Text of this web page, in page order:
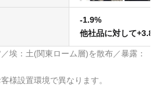
-1.9%
他社品に対して
埃：土(関東ローム層)を散布／暴露：
様設置環境で異なります。